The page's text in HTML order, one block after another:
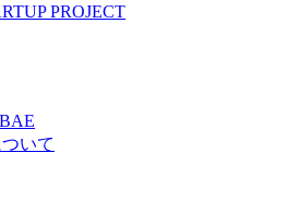
PROJECT
いて